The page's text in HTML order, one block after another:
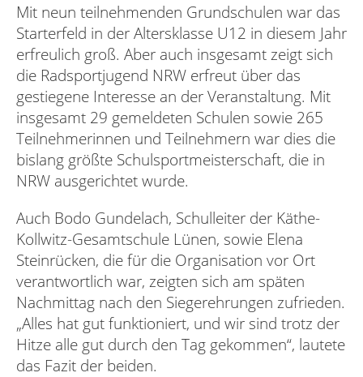
Mit neun teilnehmenden Grundschulen war das
Starterfeld in der Altersklasse U12 in diesem Jahr
erfreulich groß. Aber auch insgesamt zeigt sich
die Radsportjugend NRW erfreut über das
gestiegene Interesse an der Veranstaltung. Mit
insgesamt 29 gemeldeten Schulen sowie 265
Teilnehmerinnen und Teilnehmern war dies die
bislang größte Schulsportmeisterschaft, die in
NRW ausgerichtet wurde.
Auch Bodo Gundelach, Schulleiter der Käthe-
Kollwitz-Gesamtschule Lünen, sowie Elena
Steinrücken, die für die Organisation vor Ort
verantwortlich war, zeigten sich am späten
Nachmittag nach den Siegerehrungen zufrieden.
„Alles hat gut funktioniert, und wir sind trotz der
Hitze alle gut durch den Tag gekommen“, lautete
das Fazit der beiden.